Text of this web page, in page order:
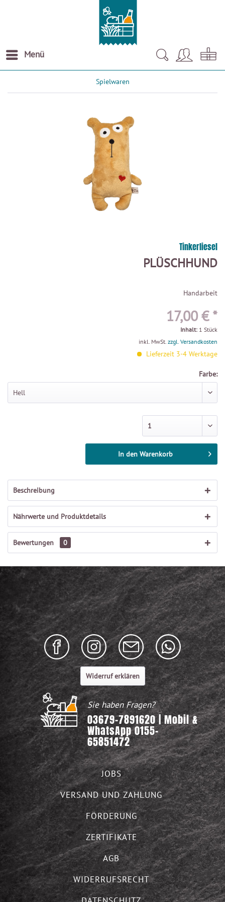
Menü
Spielwaren
Tinkerliesel
PLÜSCHHUND
Handarbeit
17,00 € *
Inhalt: 1 Stück
inkl. MwSt. zzgl. Versandkosten
Lieferzeit 3-4 Werktage
Farbe:
In den Warenkorb
Beschreibung
Nährwerte und Produktdetails
Bewertungen 0
Widerruf erklären
Sie haben Fragen?
03679-7891620 | Mobil &
WhatsApp 0155-
65851472
JOBS
VERSAND UND ZAHLUNG
FÖRDERUNG
ZERTIFIKATE
AGB
WIDERRUFSRECHT